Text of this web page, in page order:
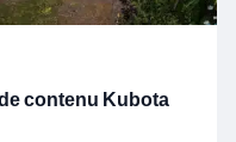
contenu Kubota